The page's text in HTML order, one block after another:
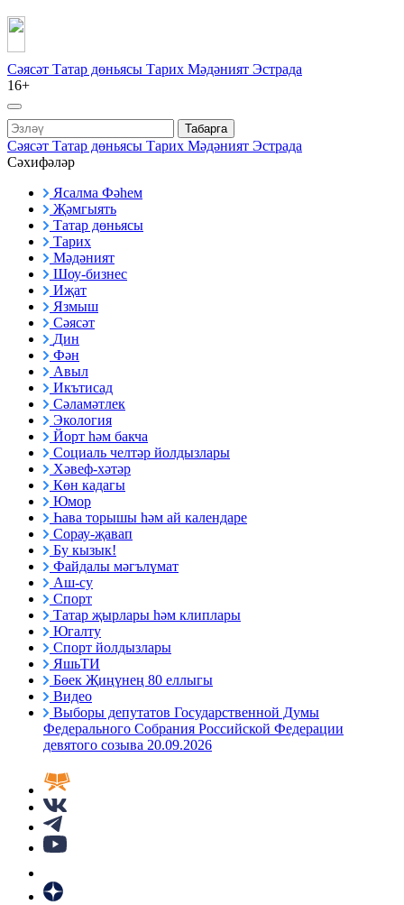
Сәясәт Татар дөньясы Тарих Мәдәният Эстрада
16+
Табарга
Сәясәт Татар дөньясы Тарих Мәдәният Эстрада
Сәхифәләр
Ясалма Фәһем
Җәмгыять
Татар дөньясы
Тарих
Мәдәният
Шоу-бизнес
Иҗат
Язмыш
Сәясәт
Дин
Фән
Авыл
Икътисад
Сәламәтлек
Экология
Йорт һәм бакча
Социаль челтәр йолдызлары
Хәвеф-хәтәр
Көн кадагы
Юмор
Һава торышы һәм ай календаре
Сорау-җавап
Бу кызык!
Файдалы мәгълүмат
Аш-су
Спорт
Татар җырлары һәм клиплары
Югалту
Спорт йолдызлары
ЯшьТИ
Бөек Җиңүнең 80 еллыгы
Видео
Выборы депутатов Государственной Думы
Федерального Собрания Российской Федерации
девятого созыва 20.09.2026